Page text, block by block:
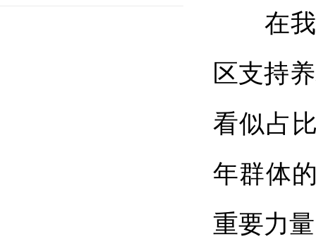
在
区支持
看似占
年群体
重要力